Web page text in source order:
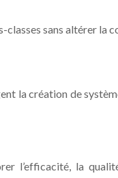
classes sans altérer la
la création de
l’efficacité, la